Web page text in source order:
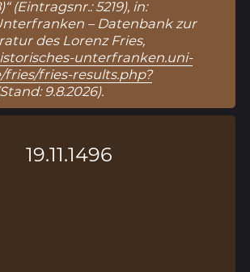
(Eintragsnr.: 5219), in:
– Datenbank zur
des Lorenz Fries,
unterfranken.uni-
fries/fries-results.php?
9.8.2026).
19.11.1496